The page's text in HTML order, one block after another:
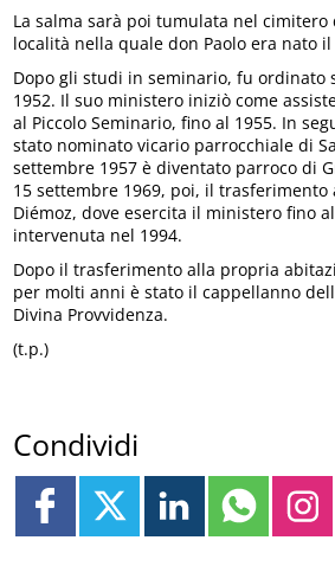
La salma sarà poi tumulata nel cimitero
località nella quale don Paolo era nato il
Dopo gli studi in seminario, fu ordinato
1952. Il suo ministero iniziò come
al Piccolo Seminario, fino al 1955. In
stato nominato vicario parrocchiale di
settembre 1957 è diventato parroco di
15 settembre 1969, poi, il trasferimento
Diémoz, dove esercita il ministero fino
intervenuta nel 1994.
Dopo il trasferimento alla propria
per molti anni è stato il cappellanno
Divina Provvidenza.
(t.p.)
Condividi